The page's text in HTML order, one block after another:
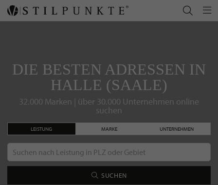
DIE BESTEN ADRESSEN IN
HALLE (SAALE)
32.000 Marken | über 30.000 Unternehmen online
suchen
LEISTUNG MARKE UNTERNEHMEN
SUCHEN